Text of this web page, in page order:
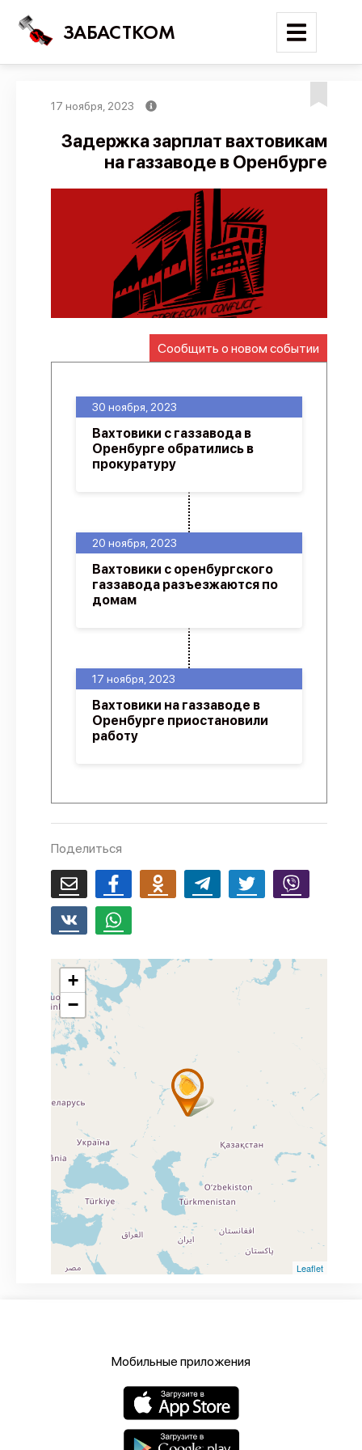
ЗАБАСТКОМ
Поиск
Новости
Карта событий
Трудовые конфликты
Отчеты
Предложить публикацию
API
Политика конфиденциальности
17 ноября, 2023
Задержка зарплат вахтовикам
на газзаводе в Оренбурге
Сообщить о новом событии
17 ноября, 2023
Вахтовики на газзаводе в
Оренбурге приостановили
работу
20 ноября, 2023
Вахтовики с оренбургского
газзавода разъезжаются по
домам
30 ноября, 2023
Вахтовики с газзавода в
Оренбурге обратились в
прокуратуру
Поделиться
+
−
Leaflet
Мобильные приложения